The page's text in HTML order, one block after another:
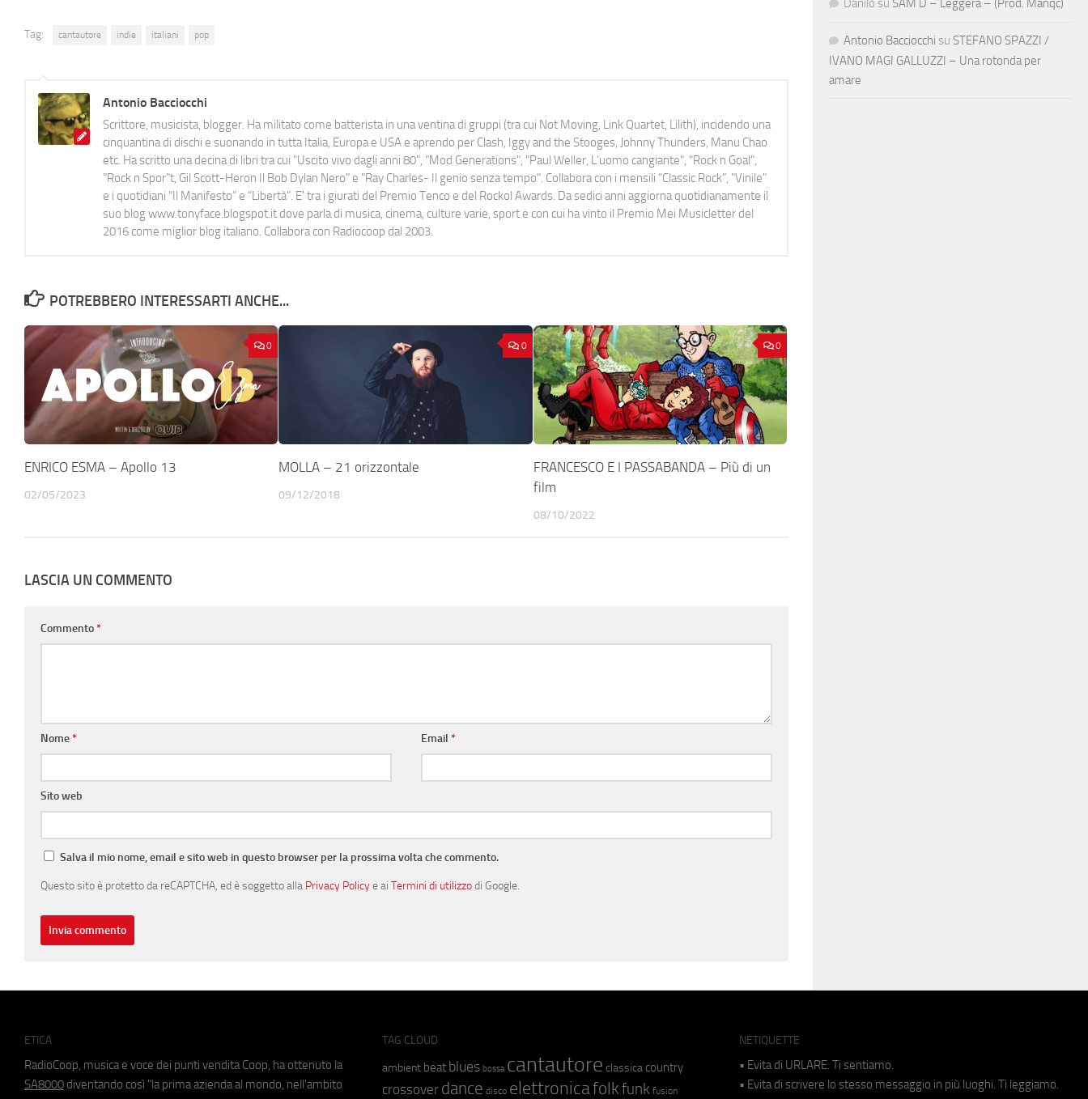
Tag: cantautore indie italiani pop
Antonio Bacciocchi
Scrittore, musicista, blogger. Ha militato come batterista in una ventina di gruppi (tra cui Not Moving, Link Quartet, Lilith), incidendo una
cinquantina di dischi e suonando in tutta Italia, Europa e USA e aprendo per Clash, Iggy and the Stooges, Johnny Thunders, Manu Chao
etc. Ha scritto una decina di libri tra cui "Uscito vivo dagli anni 80", "Mod Generations", "Paul Weller, L’uomo cangiante", "Rock n Goal",
"Rock n Spor"t, Gil Scott-Heron Il Bob Dylan Nero" e "Ray Charles- Il genio senza tempo". Collabora con i mensili “Classic Rock”, "Vinile"
e i quotidiani “Il Manifesto” e “Libertà”. E' tra i giurati del Premio Tenco e del Rockol Awards. Da sedici anni aggiorna quotidianamente il
suo blog www.tonyface.blogspot.it dove parla di musica, cinema, culture varie, sport e con cui ha vinto il Premio Mei Musicletter del
2016 come miglior blog italiano. Collabora con Radiocoop dal 2003.
POTREBBERO INTERESSARTI ANCHE...
0
ENRICO ESMA – Apollo 13
02/05/2023
0
MOLLA – 21 orizzontale
09/12/2018
0
FRANCESCO E I PASSABANDA – Più di un
film
08/10/2022
LASCIA UN COMMENTO
Commento*
Nome* Email*
Sito web
Salva il mio nome, email e sito web in questo browser per la prossima volta che commento.
Questo sito è protetto da reCAPTCHA, ed è soggetto alla Privacy Policye ai Termini di utilizzodi Google.
Danilo su SAM D – Leggera – (Prod. Manqc)
Antonio Bacciocchi su STEFANO SPAZZI /
IVANO MAGI GALLUZZI – Una rotonda per
amare
ETICA
RadioCoop, musica e voce dei punti vendita Coop, ha ottenuto la
SA8000 diventando così "la prima azienda al mondo, nell'ambito
TAG CLOUD
ambient beat blues bossa cantautore classica country
crossover dance disco elettronicafolkfunk fusion
NETIQUETTE
• Evita di URLARE. Ti sentiamo.
• Evita di scrivere lo stesso messaggio in più luoghi. Ti leggiamo.